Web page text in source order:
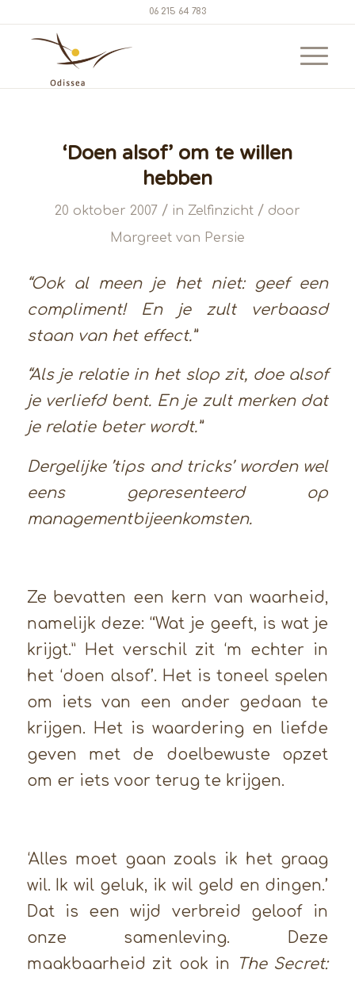
06 215 64 783
‘Doen alsof’ om te willen
hebben
20 oktober 2007 / in Zelfinzicht / door
Margreet van Persie
“Ook al meen je het niet: geef een
compliment! En je zult verbaasd
staan van het effect.”
“Als je relatie in het slop zit, doe alsof
je verliefd bent. En je zult merken dat
je relatie beter wordt.”
Dergelijke ’tips and tricks’ worden wel
eens gepresenteerd op
managementbijeenkomsten.
Ze bevatten een kern van waarheid,
namelijk deze: “Wat je geeft, is wat je
krijgt.” Het verschil zit ‘m echter in
het ‘doen alsof’. Het is toneel spelen
om iets van een ander gedaan te
krijgen. Het is waardering en liefde
geven met de doelbewuste opzet
om er iets voor terug te krijgen.
‘Alles moet gaan zoals ik het graag
wil. Ik wil geluk, ik wil geld en dingen.’
Dat is een wijd verbreid geloof in
onze samenleving. Deze
maakbaarheid zit ook in
The Secret: